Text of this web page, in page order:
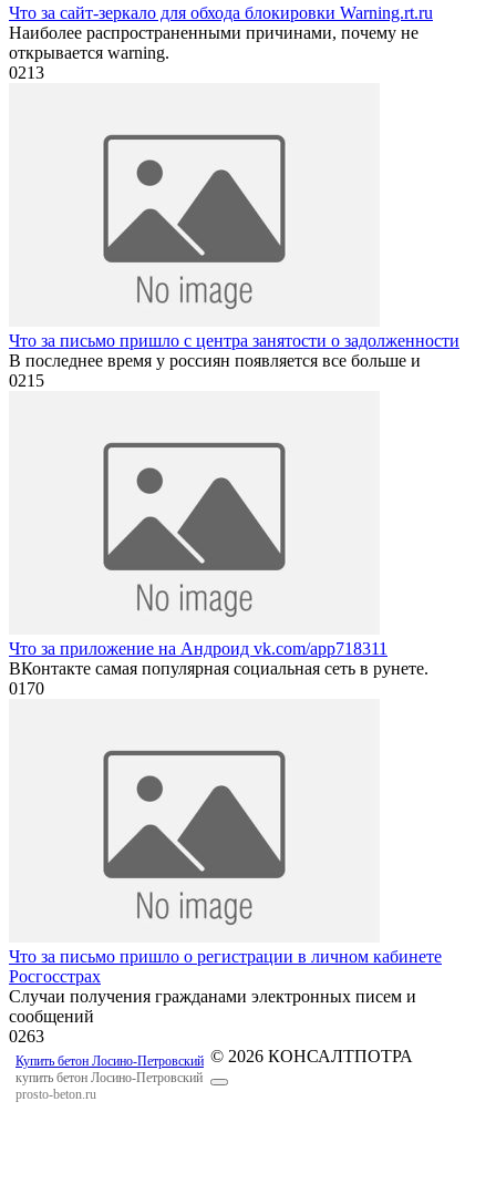
Что за сайт-зеркало для обхода блокировки Warning.rt.ru
Наиболее распространенными причинами, почему не
открывается warning.
0213
Что за письмо пришло с центра занятости о задолженности
В последнее время у россиян появляется все больше и
0215
Что за приложение на Андроид vk.com/app718311
ВКонтакте самая популярная социальная сеть в рунете.
0170
Что за письмо пришло о регистрации в личном кабинете
Росгосстрах
Случаи получения гражданами электронных писем и
сообщений
0263
Купить бетон Лосино-Петровский
купить бетон Лосино-Петровский
prosto-beton.ru
© 2026 КОНСАЛТПОТРА